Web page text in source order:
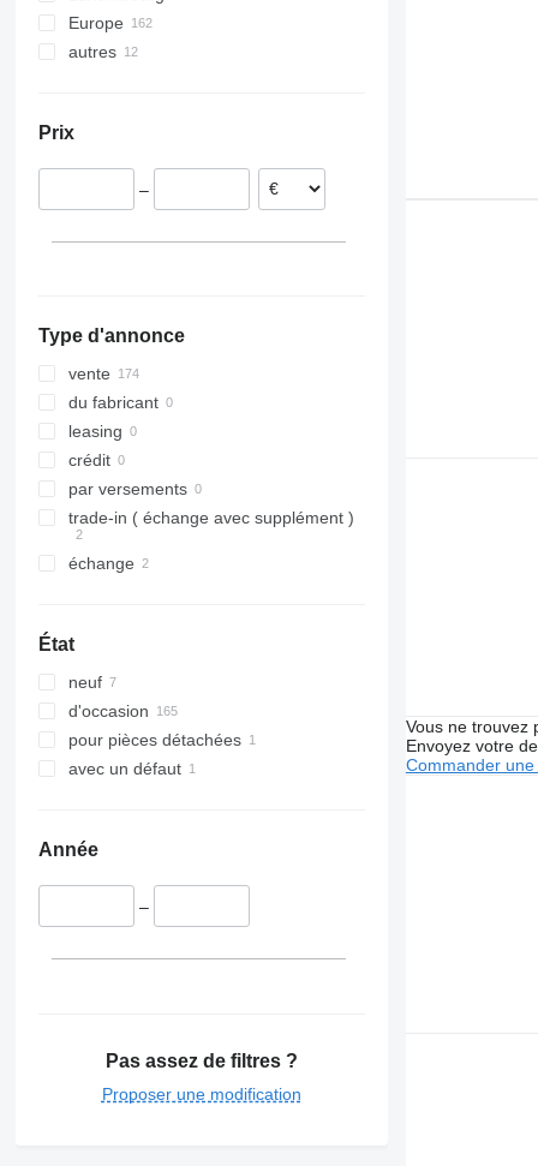
VitoPremium 440
Premium 460
T380
T430
T520
Europe
Espagne
Belgique
Roumanie
autres
Prix
–
Type d'annonce
vente
du fabricant
leasing
crédit
par versements
trade-in ( échange avec supplément )
échange
État
neuf
d'occasion
pour pièces détachées
avec un défaut
Année
–
Pas assez de filtres ?
Proposer une modification
Vous ne trouvez
Envoyez votre
Commander